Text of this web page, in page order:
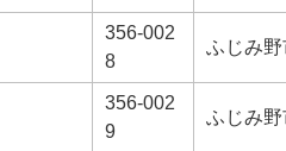
356-002
8
ふじみ
356-002
9
ふじみ